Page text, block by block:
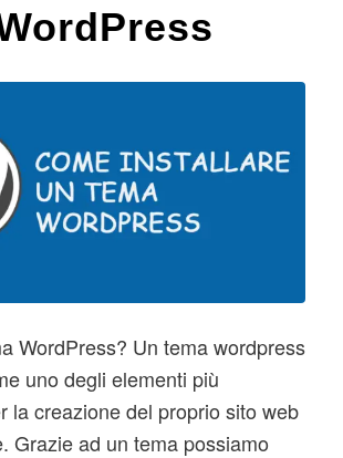
WordPress? Un tema wordpress
uno degli elementi più
la creazione del proprio sito web
Grazie ad un tema possiamo